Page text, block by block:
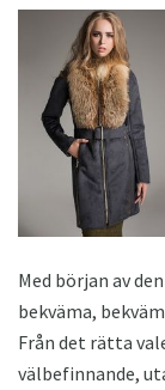
Med början av
bekväma,
Från det rätta
välbefinnande,